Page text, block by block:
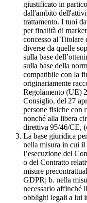
giustificato in
dall'ambito
trattamento. I tuoi
per finalità di
concesso al Titolare
diverse da quelle
sulla base
sulla base della
compatibile con la
originariamente
Regolamento (UE)
Consiglio, del 27
persone fisiche con
nonché alla libera
direttiva 95/46/CE,
La base giuridica
nella misura in cui il
l’esecuzione del
o del Contratto
misure
GDPR; b. nella
necessario affinché
obblighi legali a lui